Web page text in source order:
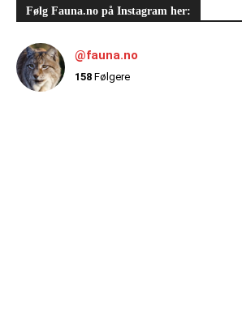
Følg Fauna.no på Instagram her:
@fauna.no
158 Følgere